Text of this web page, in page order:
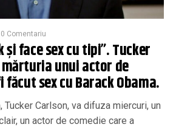
0 Comentariu
și face sex cu tipi”. Tucker
unui actor de
sex cu Barack Obama.
Tucker Carlson, va difuza miercuri, un
un actor de comedie care a